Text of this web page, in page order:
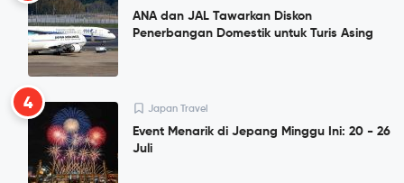
ANA dan JAL Tawarkan Diskon
Penerbangan Domestik untuk Turis Asing
4 Japan Travel
Event Menarik di Jepang Minggu Ini: 20 - 26
Juli